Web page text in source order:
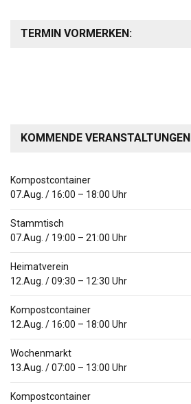
TERMIN VORMERKEN:
KOMMENDE VERANSTALTUNGEN
Kompostcontainer
07.Aug. / 16:00 – 18:00 Uhr
Stammtisch
07.Aug. / 19:00 – 21:00 Uhr
Heimatverein
12.Aug. /09:30 – 12:30 Uhr
Kompostcontainer
12.Aug. / 16:00 – 18:00 Uhr
Wochenmarkt
13.Aug. /07:00 – 13:00 Uhr
Kompostcontainer